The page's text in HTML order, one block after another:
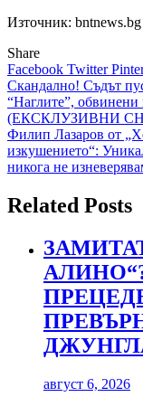
Източник: bntnews.bg
Share
Facebook Twitter
Навигация
Скандално! Съдът
“Наглите”,
(ЕКСКЛУЗИВНИ
Филип Лазаров от
изкушението“:
никога не
Related Posts
август 6, 2026